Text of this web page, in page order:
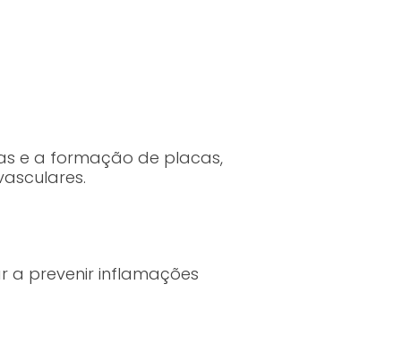
e a formação de placas,
a prevenir inflamações